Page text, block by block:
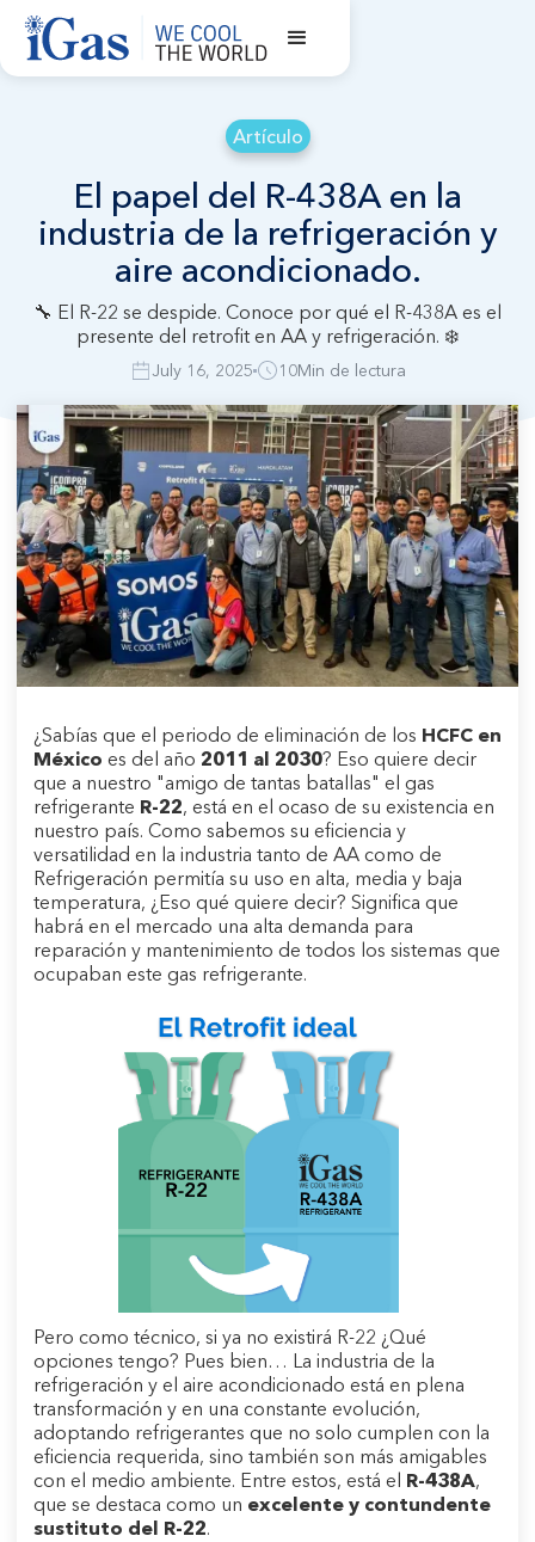
Artículo
El papel del R-438A en la
industria de la refrigeración y
aire acondicionado.
🔧 El R-22 se despide. Conoce por qué el R-438A es el
presente del retrofit en AA y refrigeración. ❄️
July 16, 2025 10Min de lectura
¿Sabías que el periodo de eliminación de los HCFC en
México es del año 2011 al 2030? Eso quiere decir
que a nuestro "amigo de tantas batallas" el gas
refrigerante R-22, está en el ocaso de su existencia en
nuestro país. Como sabemos su eficiencia y
versatilidad en la industria tanto de AA como de
Refrigeración permitía su uso en alta, media y baja
temperatura, ¿Eso qué quiere decir? Significa que
habrá en el mercado una alta demanda para
reparación y mantenimiento de todos los sistemas que
ocupaban este gas refrigerante.
Pero como técnico, si ya no existirá R-22 ¿Qué
opciones tengo? Pues bien… La industria de la
refrigeración y el aire acondicionado está en plena
transformación y en una constante evolución,
adoptando refrigerantes que no solo cumplen con la
eficiencia requerida, sino también son más amigables
con el medio ambiente. Entre estos, está el R-438A,
que se destaca como un excelente y contundente
sustituto del R-22.